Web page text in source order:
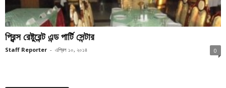
প্রিন্স রেষ্টুরেন্ট এন্ড পার্টি সেন্টার
Staff Reporter - এপ্রিল ১০, ২০১৪ 0